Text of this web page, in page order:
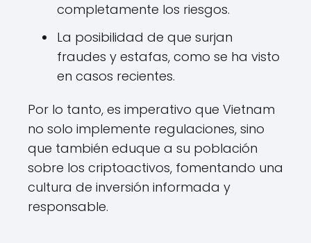
completamente los riesgos.
La posibilidad de que surjan
fraudes y estafas, como se ha visto
en casos recientes.
Por lo tanto, es imperativo que Vietnam
no solo implemente regulaciones, sino
que también eduque a su población
sobre los criptoactivos, fomentando una
cultura de inversión informada y
responsable.